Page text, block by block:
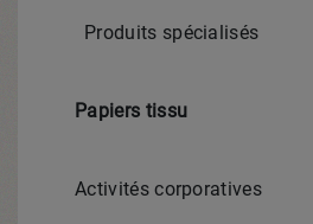
Produits spécialisés
Papiers tissu
Activités corporatives